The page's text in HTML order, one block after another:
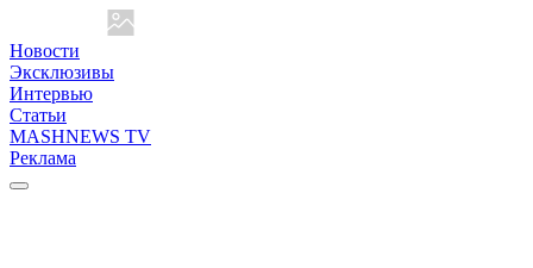
Новости
Эксклюзивы
Интервью
Статьи
MASHNEWS TV
Реклама